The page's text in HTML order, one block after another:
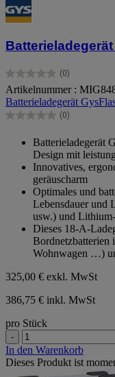
(0)
0.0
von
5
Sternen.
Artikelnummer :
Batterieladegerät
(0)
0.0
Sternen.
Batterieladegerät
Design mit
Innovatives,
geräuscharm
Optimales und
Lebensdauer und
usw.) und
Dieses 18-A-
Bordnetzbatterien
Wohnwagen …)
325,00 € exkl. MwSt
386,75 € inkl. MwSt
pro Stück
-
In den Warenkorb
Dieses Produkt ist